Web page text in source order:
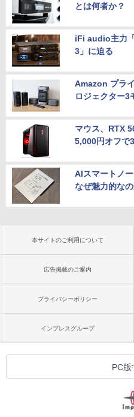
とは何者か？
iFi audio主力
3」に迫る
Amazon プラ
ロジェクター3
マウス、RTX
5,000円オフで
AIスマートノ
なぜ魅力的なの
本サイトのご利用について
広告掲載のご案内
プライバシーポリシー
インプレスグループ
PC版